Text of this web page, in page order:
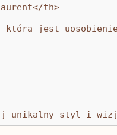
th>
która jest
unikalny styl i